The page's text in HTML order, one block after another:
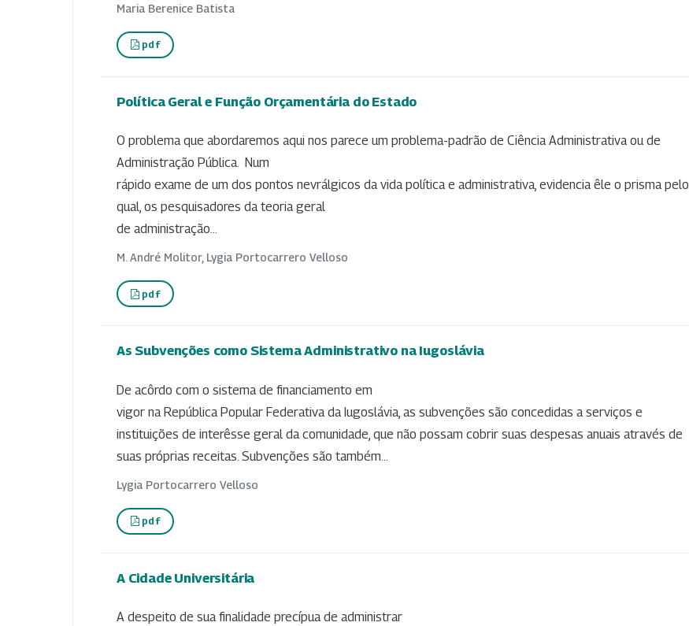
Maria Berenice Batista
pdf
Política Geral e Função Orçamentária do Estado
O problema que abordaremos aqui nos parece um problema-padrão de Ciência Administrativa ou de
Administração Pública. Num
rápido exame de um dos pontos nevrálgicos da vida política e administrativa, evidencia êle o prisma pelo
qual, os pesquisadores da teoria geral
de administração...
M. André Molitor, Lygia Portocarrero Velloso
pdf
As Subvenções como Sistema Administrativo na Iugoslávia
De acôrdo com o sistema de financiamento em
vigor na República Popular Federativa da Iugoslávia, as subvenções são concedidas a serviços e
instituições de interêsse geral da comunidade, que não possam cobrir suas despesas anuais através de
suas próprias receitas. Subvenções são também...
Lygia Portocarrero Velloso
pdf
A Cidade Universitária
A despeito de sua finalidade precípua de administrar